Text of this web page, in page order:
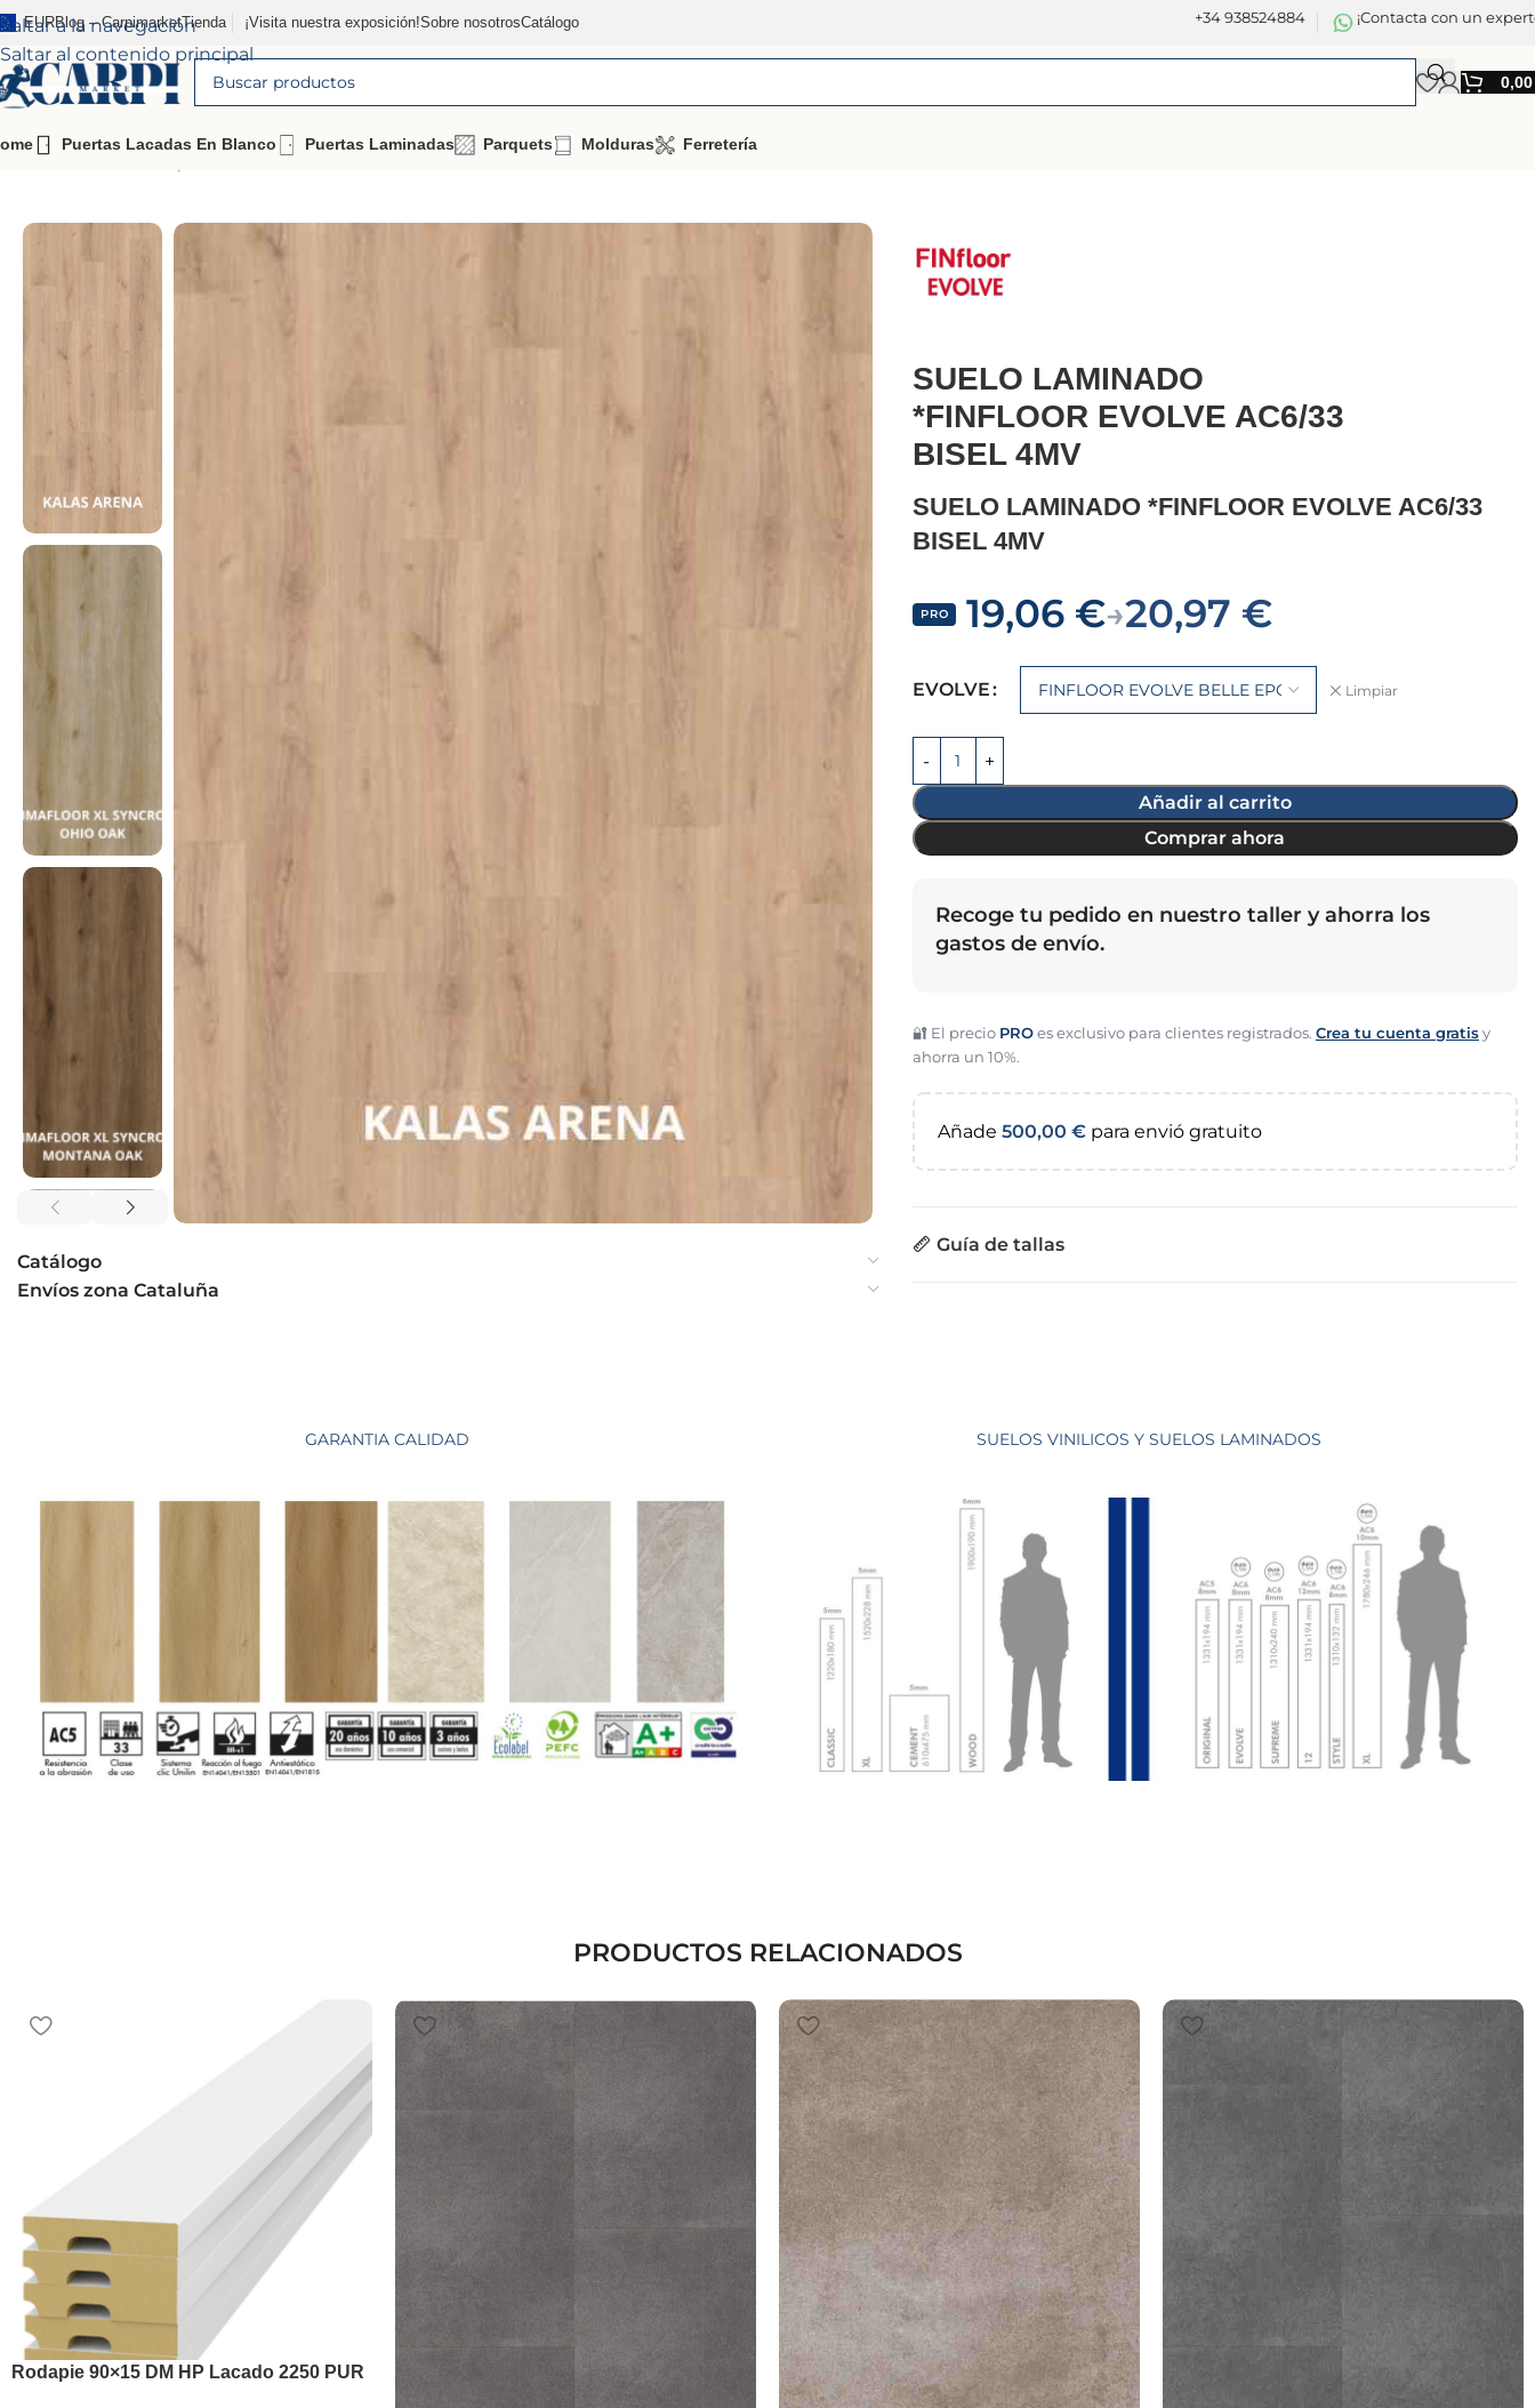
Saltar a la navegación
Saltar al contenido principal
EURBlog – CarpimarketTienda ¡Visita nuestra exposición!Sobre nosotrosCatálogo +34 938524884 ¡Contacta con un
Puertas Lacadas En Blanco Puertas Laminadas Parquets Molduras Ferretería
Inicio Suelos laminados AC6/33 SUELO LAMINADO *FINFLOOR EVOLVE AC6/33 BISEL 4MV
Catálogo
Envíos zona Cataluña
SUELO LAMINADO
*FINFLOOR EVOLVE AC6/33
BISEL 4MV
SUELO LAMINADO *FINFLOOR EVOLVE AC6/33
BISEL 4MV
PRO 19,06 €→20,97 €
EVOLVE Limpiar
Añadir al carrito
Comprar ahora
Recoge tu pedido en nuestro taller y ahorra los
gastos de envío.
🔐 El precio PROes exclusivo para clientes registrados. Crea tu cuenta gratisy
ahorra un 10%.
Añade 500,00 €para envió gratuito
Guía de tallas
GARANTIA CALIDAD SUELOS VINILICOS Y SUELOS LAMINADOS
PRODUCTOS RELACIONADOS
Rodapie 90×15 DM HP Lacado 2250 PUR